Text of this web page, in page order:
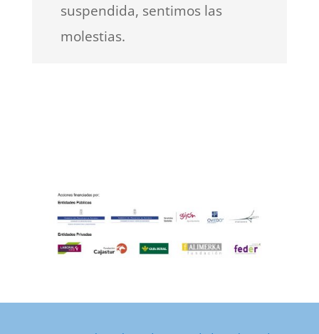
suspendida, sentimos las
molestias.